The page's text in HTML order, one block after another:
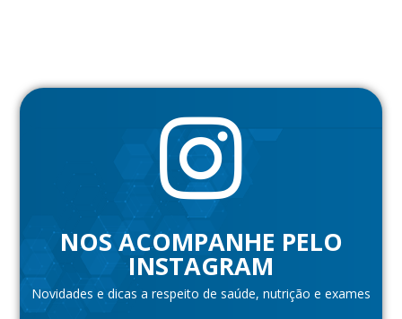
NOS ACOMPANHE PELO
INSTAGRAM
Novidades e dicas a respeito de saúde, nutrição e exames